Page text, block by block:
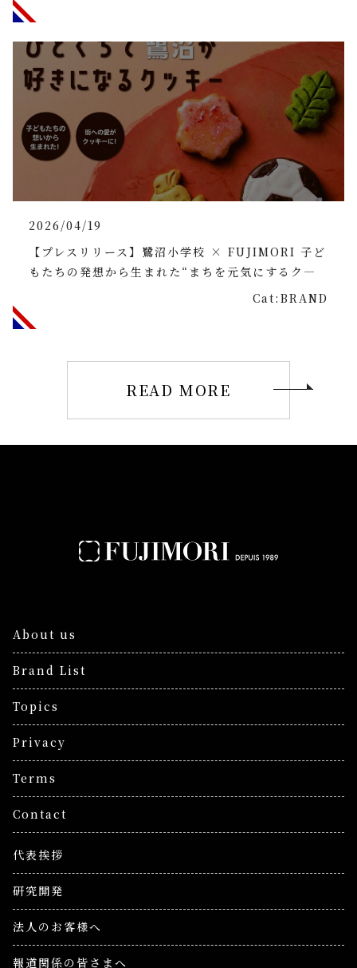
2026/04/19
【プレスリリース】鷺沼小学校 × FUJIMORI 子ど
もたちの発想から生まれた“まちを元気にするク―
Cat:BRAND
READ MORE
About us
Brand List
Topics
Privacy
Terms
Contact
代表挨拶
研究開発
法人のお客様へ
報道関係の皆さまへ